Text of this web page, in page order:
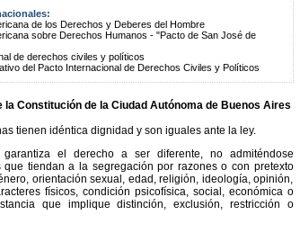
de los Derechos y Deberes del Hombre
sobre Derechos Humanos - "Pacto de San José de
de derechos civiles y políticos
del Pacto Internacional de Derechos Civiles y Políticos
la Constituciónde la Ciudad Autónoma de Buenos Aires
tienen idéntica dignidad y son iguales ante la ley.
el derecho a ser diferente, no admiténdose
que tiendan a la segregación por razones o con pretexto
orientación sexual, edad, religión, ideología, opinión,
físicos, condición psicofísica, social, económica o
que implique distinción, exclusión, restricción o